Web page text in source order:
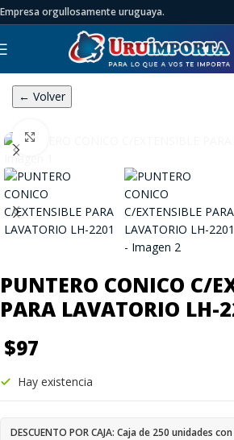
Empresa orgullosamente uruguaya.
← Volver
PUNTERO CONICO C/
PARA LAVATORIO LH-
$97
Hay existencia
DESCUENTO POR CAJA: Caja de 250 unidades